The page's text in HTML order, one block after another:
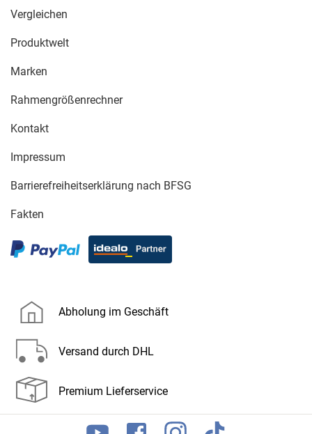
Vergleichen
Produktwelt
Marken
Rahmengrößenrechner
Kontakt
Impressum
Barrierefreiheitserklärung nach BFSG
Fakten
Abholung im Geschäft
Versand durch DHL
Premium Lieferservice